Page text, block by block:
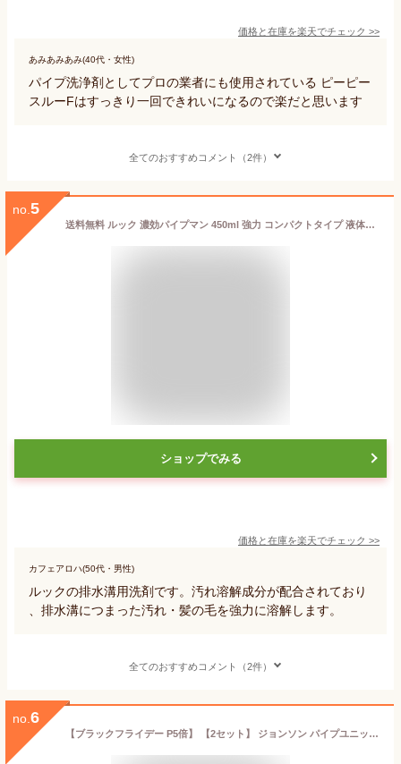
価格と在庫を楽天でチェック >>
あみあみあみ(40代・女性)
パイプ洗浄剤としてプロの業者にも使用されている ピーピー
スルーFはすっきり一回できれいになるので楽だと思います
全てのおすすめコメント（2件）
no. 5
送料無料 ルック 濃効パイプマン 450ml 強力 コンパクトタイプ 液体パイプクリーナー 汚れ溶解成分 ロングネック パイプトラップ 計量目盛り付 横向きノズル 高配合 排水口 排水溝 パイプ 洗剤 髪の毛 つまり 溶かす お風呂 浴室 浴槽 洗面所 ニオイ 汚れ LION ライオン
ショップでみる
価格と在庫を楽天でチェック >>
カフェアロハ(50代・男性)
ルックの排水溝用洗剤です。汚れ溶解成分が配合されており
、排水溝につまった汚れ・髪の毛を強力に溶解します。
全てのおすすめコメント（2件）
no. 6
【ブラックフライデー P5倍】 【2セット】 ジョンソン パイプユニッシュ プロ 400g 濃縮タイプ 排水口 排水溝 お風呂 浴室 洗面所 キッチン 洗剤 詰まり つまり 消臭 ジェル 強力 コンパクト